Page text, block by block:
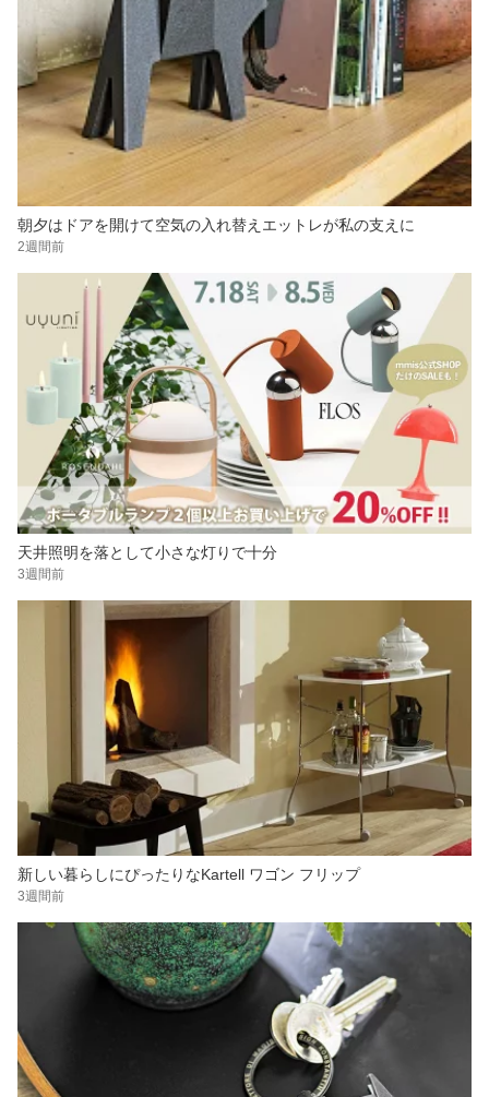
朝夕はドアを開けて空気の入れ替えエットレが私の支えに
2週間前
天井照明を落として小さな灯りで十分
3週間前
新しい暮らしにぴったりなKartell ワゴン フリップ
3週間前